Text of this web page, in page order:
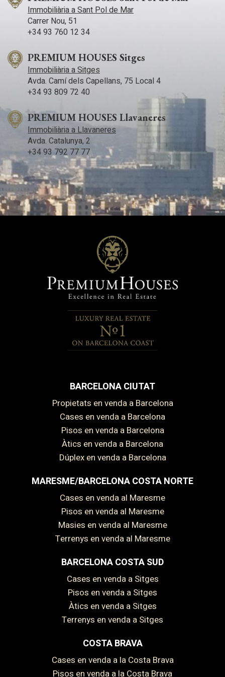
Immobiliària a Sant Pol de Mar
Carrer Nou, 51
+34 93 760 12 34
PREMIUM HOUSES Sitges
Immobiliària a Sitges
Avda. Camí­ dels Capellans, 75 Local 4
+34 93 809 72 40
PREMIUM HOUSES Llavaneres
Immobiliària a Llavaneres
Avda. Catalunya, 2
+34 93 792 77 77
BARCELONA CIUTAT
Propietats en venda a Barcelona
Cases en venda a Barcelona
Pisos en venda a Barcelona
Àtics en venda a Barcelona
Dúplex en venda a Barcelona
MARESME/BARCELONA COSTA NORTE
Cases en venda al Maresme
Pisos en venda al Maresme
Masies en venda al Maresme
Terrenys en venda al Maresme
BARCELONA COSTA SUD
Cases en venda a Sitges
Pisos en venda a Sitges
Àtics en venda a Sitges
Terrenys en venda a Sitges
COSTA BRAVA
Cases en venda a la Costa Brava
Pisos en venda a la Costa Brava
Acceptar totes